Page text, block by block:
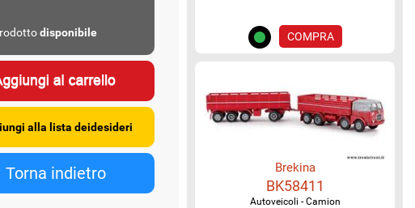
disponibile COMPRA
Brekina
BK58411
Autoveicoli - Camion